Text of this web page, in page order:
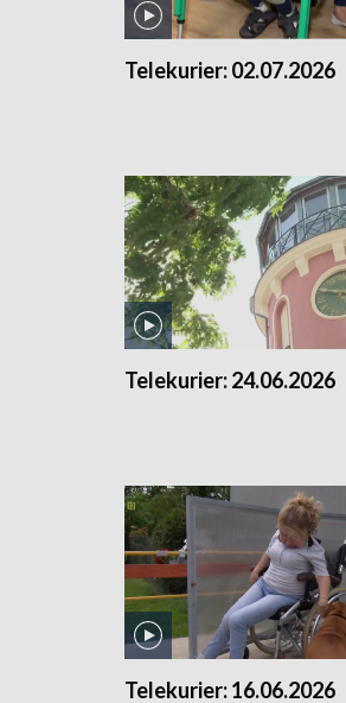
Telekurier:02.07.2026
Telekurier:24.06.2026
Telekurier:16.06.2026